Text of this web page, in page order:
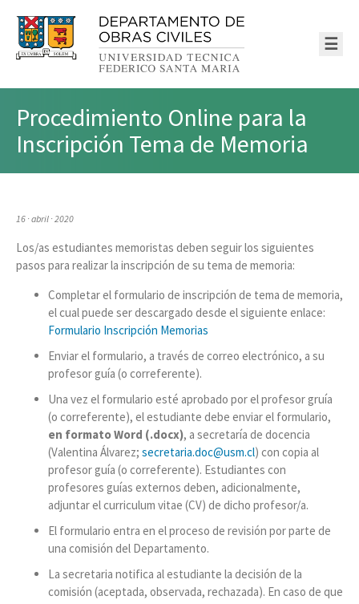
☰
Procedimiento Online para la
Inscripción Tema de Memoria
16 · abril · 2020
Los/as estudiantes memoristas deben seguir los siguientes
pasos para realizar la inscripción de su tema de memoria:
Completar el formulario de inscripción de tema de memoria,
el cual puede ser descargado desde el siguiente enlace:
Formulario Inscripción Memorias
Enviar el formulario, a través de correo electrónico, a su
profesor guía (o correferente).
Una vez el formulario esté aprobado por el profesor gruía
(o correferente), el estudiante debe enviar el formulario,
en formato Word (.docx), a secretaría de docencia
(Valentina Álvarez; secretaria.doc@usm.cl) con copia al
profesor guía (o correferente). Estudiantes con
profesores guías externos deben, adicionalmente,
adjuntar el curriculum vitae (CV) de dicho profesor/a.
El formulario entra en el proceso de revisión por parte de
una comisión del Departamento.
La secretaria notifica al estudiante la decisión de la
comisión (aceptada, observada, rechazada). En caso de que